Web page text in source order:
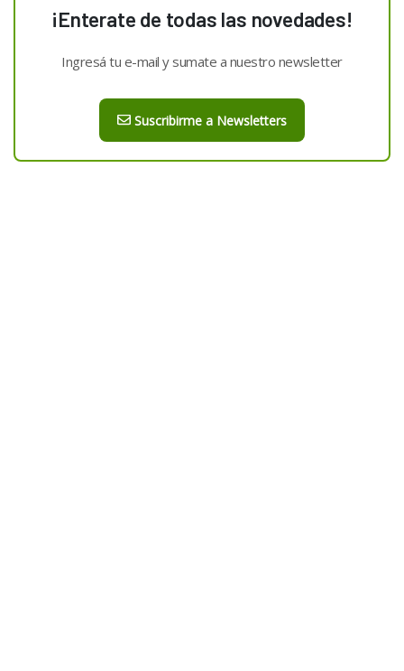
¡Enterate de todas las novedades!
Ingresá tu e-mail y sumate a nuestro newsletter
Suscribirme a Newsletters